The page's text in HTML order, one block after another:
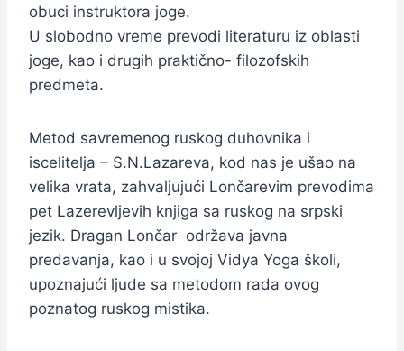
obuci instruktora joge.
U slobodno vreme prevodi literaturu iz oblasti
joge, kao i drugih praktično- filozofskih
predmeta.
Metod savremenog ruskog duhovnika i
iscelitelja – S.N.Lazareva, kod nas je ušao na
velika vrata, zahvaljujući Lončarevim prevodima
pet Lazerevljevih knjiga sa ruskog na srpski
jezik. Dragan Lončar održava javna
predavanja, kao i u svojoj Vidya Yoga školi,
upoznajući ljude sa metodom rada ovog
poznatog ruskog mistika.